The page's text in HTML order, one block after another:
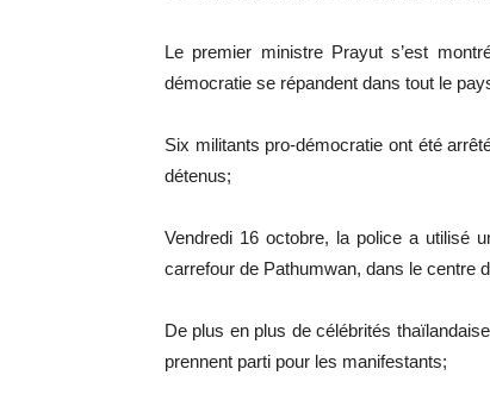
Le premier ministre Prayut s’est
démocratie se répandent dans tout le
Six militants pro-démocratie ont été
détenus;
Vendredi 16 octobre, la police a utilisé
carrefour de Pathumwan, dans le centre
De plus en plus de célébrités
prennent parti pour les manifestants;